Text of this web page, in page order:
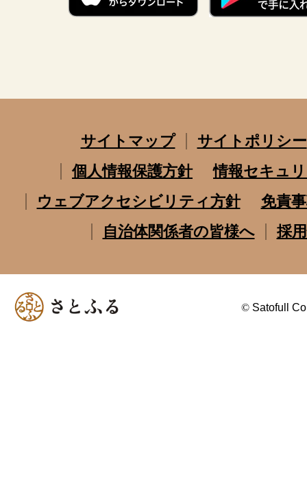
サイトマップ
サイトポリシー
個人情報保護方針
情報セキュ
ウェブアクセシビリティ方針
免責
自治体関係者の皆様へ
採
© Satofull